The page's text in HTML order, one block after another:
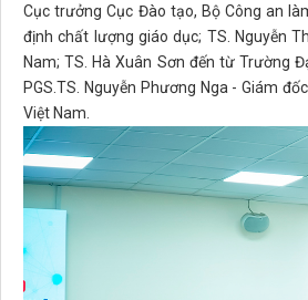
Cục trưởng Cục Đào tạo, Bộ Công an
định chất lượng giáo dục; TS. Nguyễn
Nam; TS. Hà Xuân Sơn đến từ Trường
PGS.TS. Nguyễn Phương Nga - Giám
Việt Nam.